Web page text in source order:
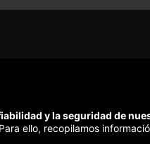
(Te
y la seguridad de
Para ello, recopilamos